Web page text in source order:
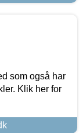
som også har
Klik her for